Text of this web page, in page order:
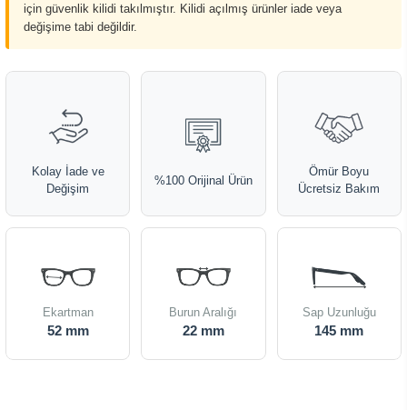
için güvenlik kilidi takılmıştır. Kilidi açılmış ürünler iade veya
değişime tabi değildir.
Kolay İade ve
Değişim
%100 Orijinal Ürün
Ömür Boyu
Ücretsiz Bakım
Ekartman
52 mm
Burun Aralığı
22 mm
Sap Uzunluğu
145 mm